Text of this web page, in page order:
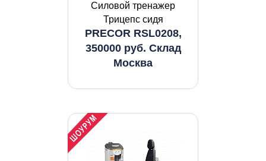
Силовой тренажер
Трицепс сидя
PRECOR RSL0208,
350000 руб. Склад
Москва